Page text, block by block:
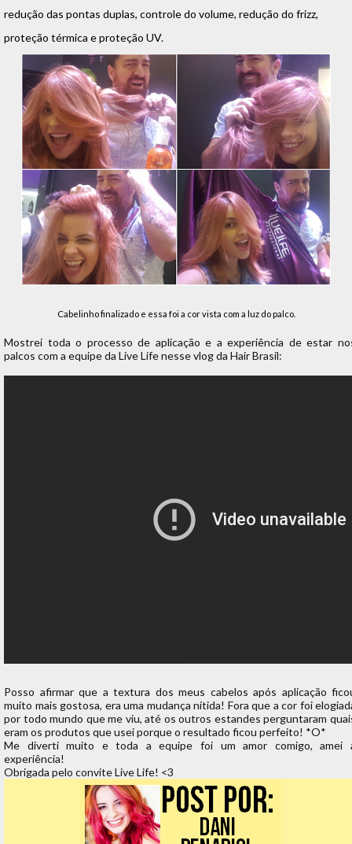
redução das pontas duplas, controle do volume, redução do frizz,
proteção térmica e proteção UV.
Cabelinho finalizado e essa foi a cor vista com a luz do palco.
Mostrei toda o processo de aplicação e a experiência de estar
palcos com a equipe da Live Life nesse vlog da Hair Brasil:
Posso afirmar que a textura dos meus cabelos após aplicação
muito mais gostosa, era uma mudança nítida! Fora que a cor foi
por todo mundo que me viu, até os outros estandes perguntaram
eram os produtos que usei porque o resultado ficou perfeito! *O*
Me diverti muito e toda a equipe foi um amor comigo, amei
experiência!
Obrigada pelo convite Live Life! <3